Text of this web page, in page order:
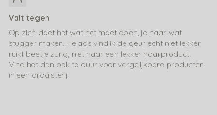
Valt tegen
Op zich doet het wat het moet doen, je haar wat
stugger maken. Helaas vind ik de geur echt niet lekker,
ruikt beetje zurig, niet naar een lekker haarproduct.
Vind het dan ook te duur voor vergelijkbare producten
in een drogisterij